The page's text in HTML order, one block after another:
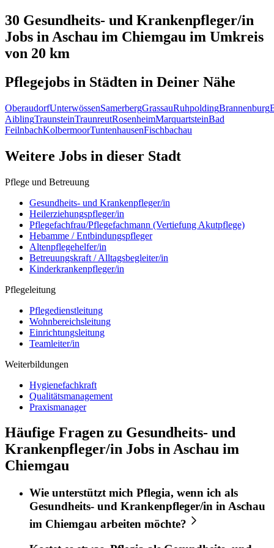
30 Gesundheits- und Krankenpfleger/in
Jobs in Aschau im Chiemgau im Umkreis
von 20 km
Pflegejobs in Städten in Deiner Nähe
OberaudorfUnterwössenSamerbergGrassauRuhpoldingBrannenburg
AiblingTraunsteinTraunreutRosenheimMarquartsteinBad
FeilnbachKolbermoorTuntenhausenFischbachau
Weitere Jobs in dieser Stadt
Pflege und Betreuung
Gesundheits- und Krankenpfleger/in
Heilerziehungspfleger/in
Pflegefachfrau/Pflegefachmann (Vertiefung Akutpflege)
Hebamme / Entbindungspfleger
Altenpflegehelfer/in
Betreuungskraft / Alltagsbegleiter/in
Kinderkrankenpfleger/in
Pflegeleitung
Pflegedienstleitung
Wohnbereichsleitung
Einrichtungsleitung
Teamleiter/in
Weiterbildungen
Hygienefachkraft
Qualitätsmanagement
Praxismanager
Häufige Fragen zu Gesundheits- und
Krankenpfleger/in Jobs in Aschau im
Chiemgau
Wie unterstützt mich Pflegia, wenn ich als
Gesundheits- und Krankenpfleger/in inAschau
im Chiemgau arbeiten möchte?